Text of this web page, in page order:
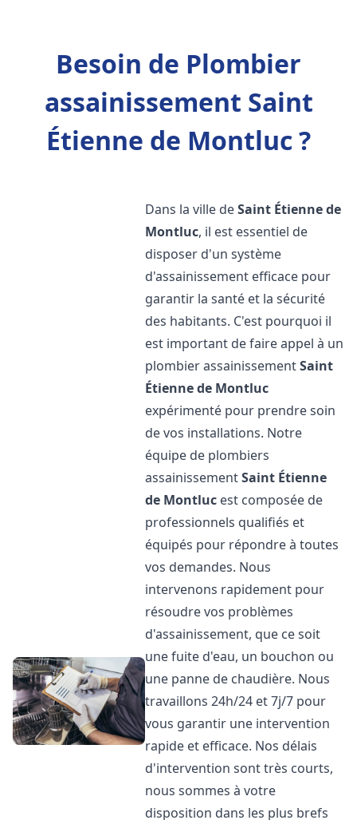
Besoin de Plombier
assainissement Saint
Étienne de Montluc ?
Dans la ville deSaint Étienne de
Montluc, il est essentiel de
disposer d'un système
d'assainissement efficace pour
garantir la santé et la sécurité
des habitants. C'est pourquoi il
est important de faire appel à un
plombier assainissementSaint
Étienne de Montluc
expérimenté pour prendre soin
de vos installations. Notre
équipe de plombiers
assainissementSaint Étienne
de Montluc est composée de
professionnels qualifiés et
équipés pour répondre à toutes
vos demandes. Nous
intervenons rapidement pour
résoudre vos problèmes
d'assainissement, que ce soit
une fuite d'eau, un bouchon ou
une panne de chaudière. Nous
travaillons 24h/24 et 7j/7 pour
vous garantir une intervention
rapide et efficace. Nos délais
d'intervention sont très courts,
nous sommes à votre
disposition dans les plus brefs